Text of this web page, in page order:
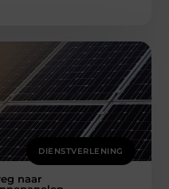
DIENSTVERLENING
naar